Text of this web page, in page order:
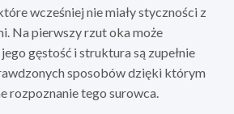
wcześniej nie miały styczności z
Na pierwszy rzut oka może
gęstość i struktura są zupełnie
sposobów dzięki którym
rozpoznanie tego surowca.